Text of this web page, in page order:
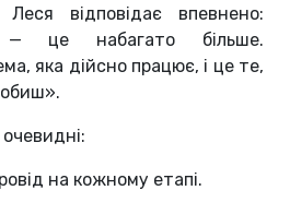
відповідає впевнено:
це набагато більше.
яка дійсно працює, і це те,
».
на кожному етапі.